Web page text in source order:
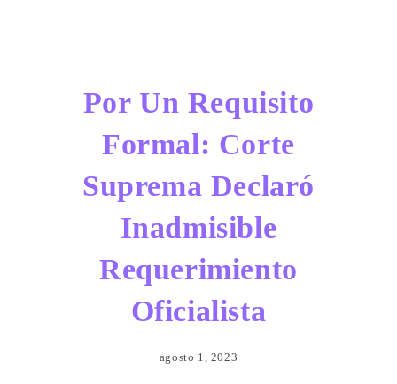
Por Un Requisito
Formal: Corte
Suprema Declaró
Inadmisible
Requerimiento
Oficialista
agosto 1, 2023